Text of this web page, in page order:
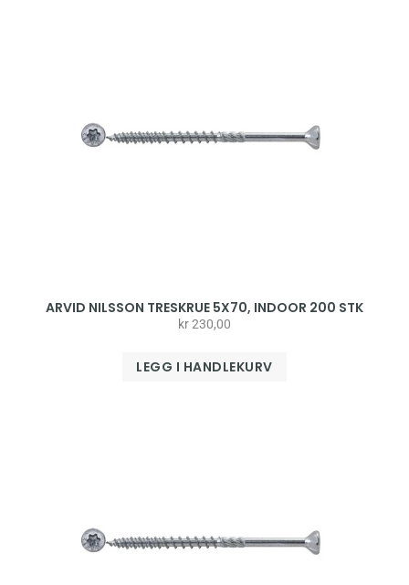
ARVID NILSSON TRESKRUE 5X70, INDOOR 200 STK
kr230,00
LEGG I HANDLEKURV